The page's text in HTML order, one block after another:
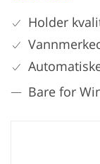
Holder
Bare for